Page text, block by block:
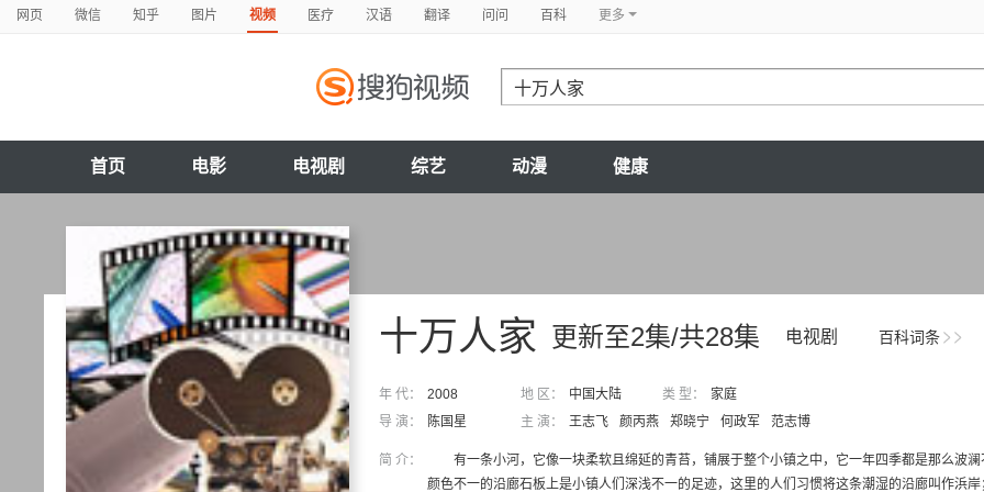
网页 微信 知乎 图片 视频 医疗 汉语 翻译 问问 百科 更多
首页 电影 电视剧 综艺 动漫 健康
百科词条
更新至2集/共28集 电视剧
十万人家
年 代： 2008 地 区： 中国大陆 类 型：
家庭
导 演：
陈国星 主 演： 王志飞 颜丙燕 郑晓宁 何政军 范志博
简 介：
有一条小河，它像一块柔软且绵延的青苔，铺展于整个小镇之中，它一年四季都是那么波
颜色不一的沿廊石板上是小镇人们深浅不一的足迹，这里的人们习惯将这条潮湿的沿廊叫作浜